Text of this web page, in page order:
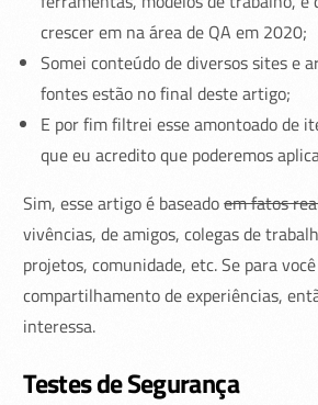
crescer em na área de QA em 2020;
Somei conteúdo de diversos sites e
fontes estão no final deste artigo;
E por fim filtrei esse amontoado de
que eu acredito que poderemos
Sim, esse artigo é baseadoem fatos
vivências, de amigos, colegas de
projetos, comunidade, etc. Se para
compartilhamento de experiências,
interessa.
Testes de Segurança